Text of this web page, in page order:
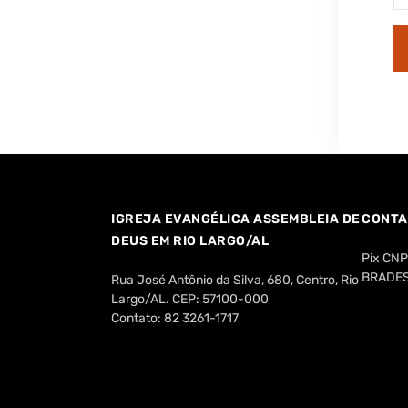
IGREJA EVANGÉLICA ASSEMBLEIA DE
DEUS EM RIO LARGO/AL
Rua José Antônio da Silva, 680, Centro, Rio
Largo/AL. CEP: 57100-000
Contato: 82 3261-1717
Pix